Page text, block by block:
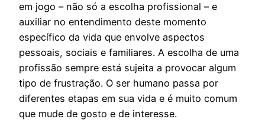
em jogo – não só a escolha profissional – e
auxiliar no entendimento deste momento
específico da vida que envolve aspectos
pessoais, sociais e familiares. A escolha de uma
profissão sempre está sujeita a provocar algum
tipo de frustração. O ser humano passa por
diferentes etapas em sua vida e é muito comum
que mude de gosto e de interesse.